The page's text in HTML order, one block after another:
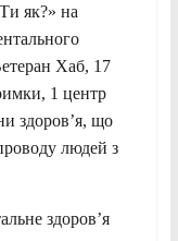
як?» на
Хаб, 17
1 центр
здоров’я, що
людей з
здоров’я